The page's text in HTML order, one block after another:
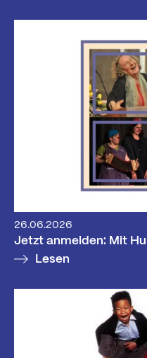
26.06.2026
Jetzt anmelden: Mit
Lesen